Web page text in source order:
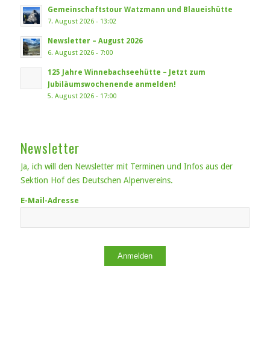
Gemeinschaftstour Watzmann und Blaueishütte
7. August 2026 - 13:02
Newsletter – August 2026
6. August 2026 - 7:00
125 Jahre Winnebachseehütte – Jetzt zum
Jubiläumswochenende anmelden!
5. August 2026 - 17:00
Newsletter
Ja, ich will den Newsletter mit Terminen und Infos aus der
Sektion Hof des Deutschen Alpenvereins.
E-Mail-Adresse
Anmelden